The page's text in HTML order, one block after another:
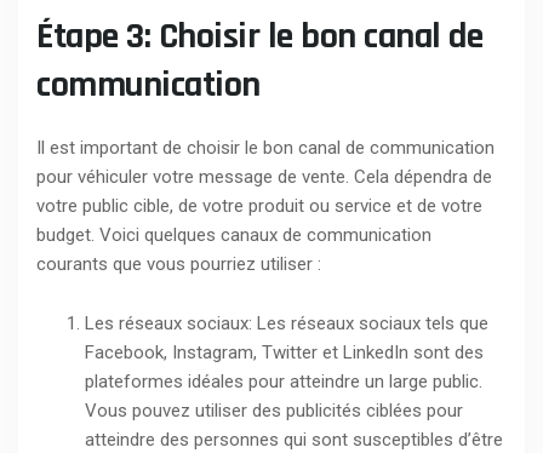
Étape 3: Choisir le bon canal de
communication
Il est important de choisir le bon canal de communication
pour véhiculer votre message de vente. Cela dépendra de
votre public cible, de votre produit ou service et de votre
budget. Voici quelques canaux de communication
courants que vous pourriez utiliser :
Les réseaux sociaux: Les réseaux sociaux tels que
Facebook, Instagram, Twitter et LinkedIn sont des
plateformes idéales pour atteindre un large public.
Vous pouvez utiliser des publicités ciblées pour
atteindre des personnes qui sont susceptibles d’être